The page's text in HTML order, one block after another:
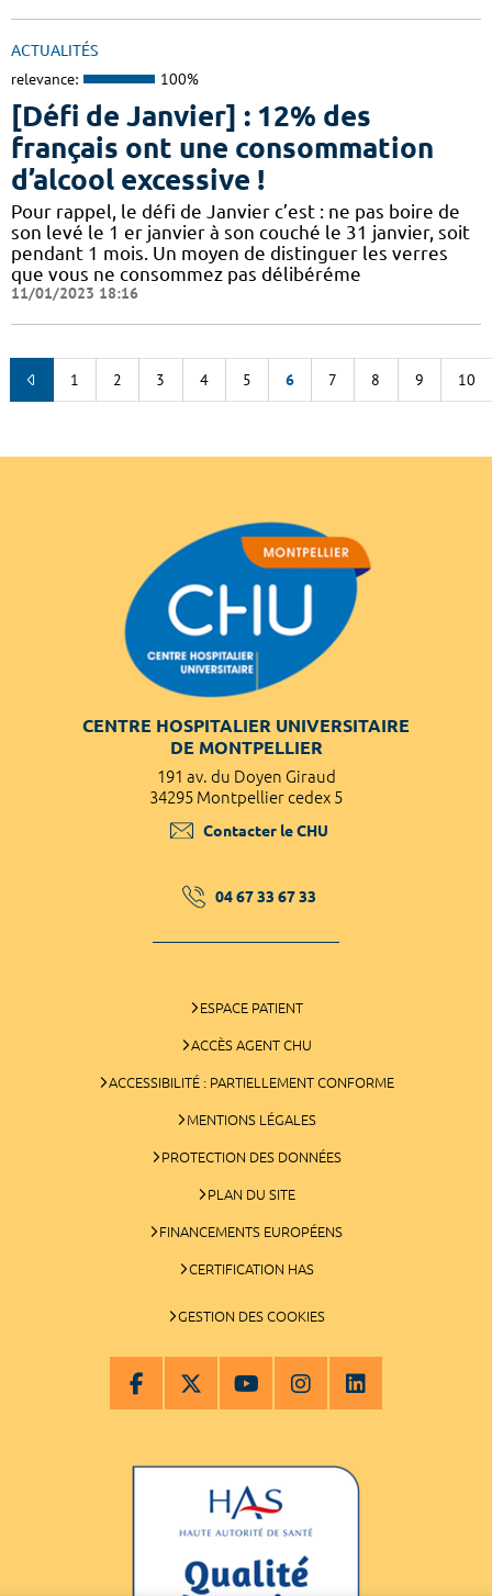
ACTUALITÉS
relevance: 100%
[Défi de Janvier] : 12% des
français ont une consommation
d’alcool excessive !
Pour rappel, le défi de Janvier c’est : ne pas boire de
son levé le 1 er janvier à son couché le 31 janvier, soit
pendant 1 mois. Un moyen de distinguer les verres
que vous ne consommez pas délibéréme
11/01/2023 18:16
1 2 3 4 5 6 7 8 9 10
CENTRE HOSPITALIER UNIVERSITAIRE
DE MONTPELLIER
191 av. du Doyen Giraud
34295 Montpellier cedex 5
Contacter le CHU
04 67 33 67 33
ESPACE PATIENT
ACCÈS AGENT CHU
ACCESSIBILITÉ : PARTIELLEMENT CONFORME
MENTIONS LÉGALES
PROTECTION DES DONNÉES
PLAN DU SITE
FINANCEMENTS EUROPÉENS
CERTIFICATION HAS
GESTION DES COOKIES